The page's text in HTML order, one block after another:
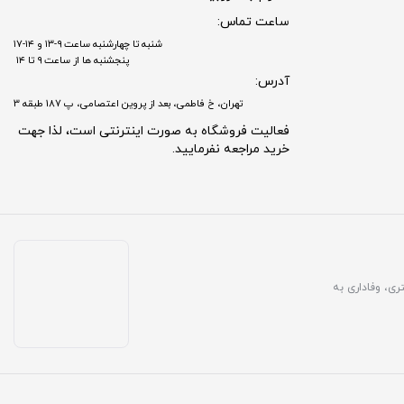
ساعت تماس:
شنبه تا چهارشنبه ساعت ۹-۱۳ و ۱۴-۱۷
پنجشنبه ها از ساعت ۹ تا ۱۴
آدرس:
تهران، خ فاطمی، بعد از پروین اعتصامی، پ 187 طبقه 3
فعالیت فروشگاه به صورت اینترنتی است، لذا جهت
خرید مراجعه نفرمایید.
وفاداری به